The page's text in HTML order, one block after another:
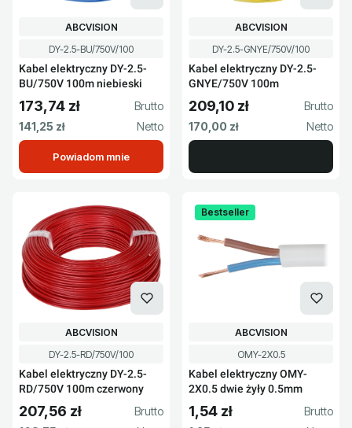
Kod produktu
DY-2.5-BU/750V/100
Kabel elektryczny DY-2.5-
BU/750V 100m niebieski
PRODUCENT
ABCVISION
Cena brutto
173,74 zł
Cena netto
141,25 zł
Powiadom mnie
Kod produktu
DY-2.5-GNYE/750V/100
Kabel elektryczny DY-2.5-
GNYE/750V 100m
PRODUCENT
ABCVISION
Cena brutto
209,10 zł
Cena netto
170,00 zł
Kod produktu
DY-2.5-RD/750V/100
Kabel elektryczny DY-2.5-
RD/750V 100m czerwony
PRODUCENT
ABCVISION
Cena brutto
207,56 zł
Bestseller
Kod produktu
OMY-2X0.5
Kabel elektryczny OMY-
2X0.5 dwie żyły 0.5mm
PRODUCENT
ABCVISION
Cena brutto
1,54 zł